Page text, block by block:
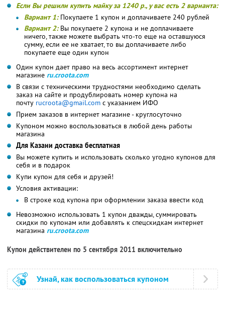
Если Вы решили купить майку за 1240 р., у вас есть 2 варианта:
Вариант 1:Покупаете 1 купон и доплачиваете 240 рублей
Вариант 2:Вы покупаете 2 купона и не доплачиваете
ничего, также можете выбрать что-то еще на оставшуюся
сумму, если ее не хватает, то вы доплачиваете либо
покупаете еще один купон
Один купон дает право на весь ассортимент интернет
магазине ru.croota.com
В связи с техническими трудностями необходимо сделать
заказ на сайте и продублировать номер купона на
почту rucroota@gmail.com с указанием ИФО
Прием заказов в интернет магазине - круглосуточно
Купоном можно воспользоваться в любой день работы
магазина
Для Казани доставка бесплатная
Вы можете купить и использовать сколько угодно купонов для
себя и в подарок
Купи купон для себя и друзей!
Условия активации:
В строке код купона при оформлении заказа ввести код
Невозможно использовать 1 купон дважды, суммировать
скидки по купонам или добавлять к спецскидкам интернет
магазина ru.croota.com
Купон действителен по 5 сентября 2011 включительно
Узнай, как воспользоваться купоном